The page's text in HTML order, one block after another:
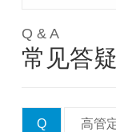
Q & A
常见答疑
Q 高管